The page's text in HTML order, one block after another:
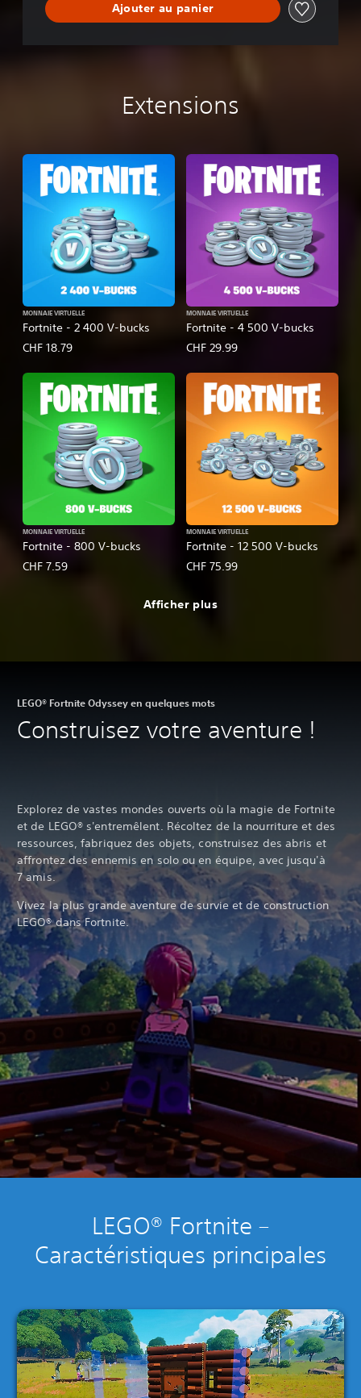
Ajouter au panier
Extensions
Fortnite - 2 400 V-bucks
MONNAIE VIRTUELLE
CHF 18.79
Fortnite - 4 500 V-bucks
MONNAIE VIRTUELLE
CHF 29.99
Fortnite - 800 V-bucks
MONNAIE VIRTUELLE
CHF 7.59
Fortnite - 12 500 V-bucks
MONNAIE VIRTUELLE
CHF 75.99
Afficher plus
LEGO® Fortnite Odyssey en quelques mots
Construisez votre aventure !
Explorez de vastes mondes ouverts où la magie de Fortnite
et de LEGO® s'entremêlent. Récoltez de la nourriture et des
ressources, fabriquez des objets, construisez des abris et
affrontez des ennemis en solo ou en équipe, avec jusqu'à
7 amis.
Vivez la plus grande aventure de survie et de construction
LEGO® dans Fortnite.
LEGO® Fortnite –
Caractéristiques principales